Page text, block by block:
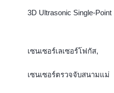
3D Ultrasonic Single-Point
เซนเซอร์เลเซอร์โฟกัส,
เซนเซอร์ตรวจจับสนามแม่